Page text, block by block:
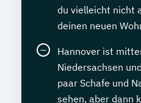
du vielleicht nicht
deinen neuen
Hannover ist
Niedersachsen
paar Schafe und
sehen, aber dann